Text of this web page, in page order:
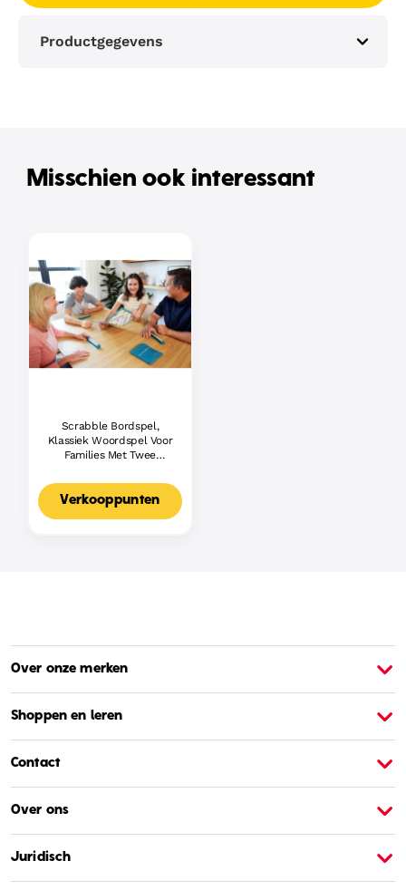
Productgegevens
Misschien ook interessant
Scrabble Bordspel,
Klassiek Woordspel Voor
Families Met Twee
Voor 2-4 Spelers,
Nederlandse Editie
Verkooppunten
Over onze merken
Shoppen en leren
Contact
Over ons
Juridisch